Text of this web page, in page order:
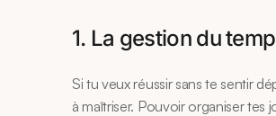
1. La gestion du
Si tu veux réussir sans te sentir
à maîtriser. Pouvoir organiser tes